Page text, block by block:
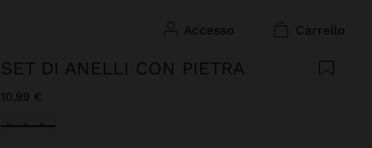
accesso carrello
SET DI ANELLI CON PIETRA
10,99 €
Selezionato